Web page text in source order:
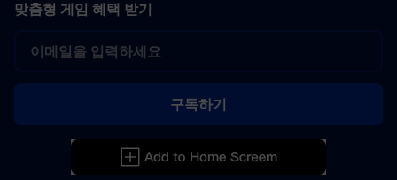
맞춤형 게임 혜택 받기
구독하기